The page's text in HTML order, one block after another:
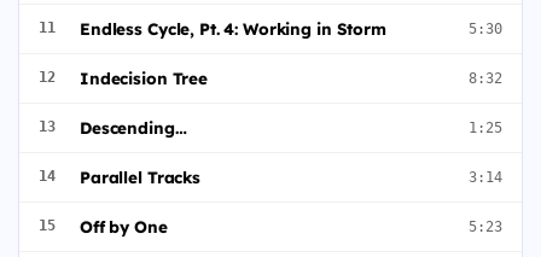
11 Endless Cycle, Pt. 4: Working in Storm 5:30
12 Indecision Tree 8:32
13 Descending… 1:25
14 Parallel Tracks 3:14
15 Off by One 5:23